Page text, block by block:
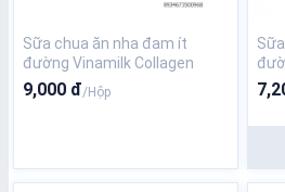
Sữa chua ăn nha đam ít
đường Vinamilk Collagen
100Gr
9,000 đ/Hộp